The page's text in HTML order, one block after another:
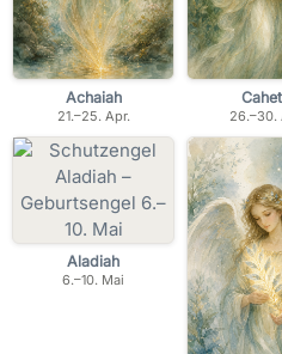
Achaiah
21.–25. Apr. 26.–30.
Aladiah
6.–10. Mai